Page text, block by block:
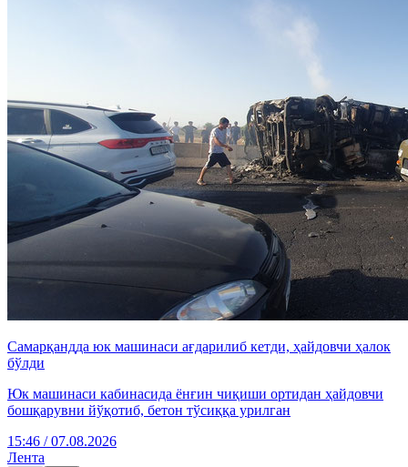
Самарқандда юк машинаси ағдарилиб кетди, ҳайдовчи ҳалок
бўлди
Юк машинаси кабинасида ёнғин чиқиши ортидан ҳайдовчи
бошқарувни йўқотиб, бетон тўсиққа урилган
15:46 / 07.08.2026
Лента